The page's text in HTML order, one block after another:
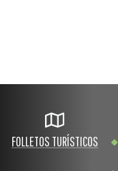
FOLLETOS TURÍSTICOS